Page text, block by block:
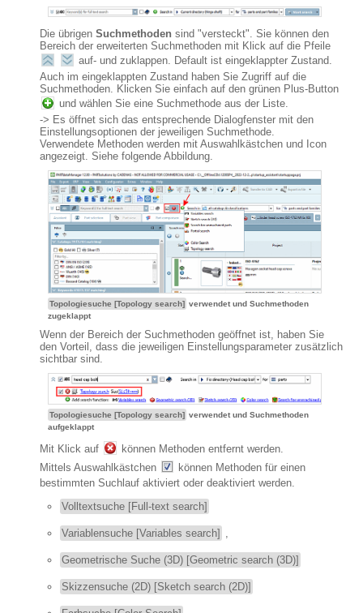
Die übrigen Suchmethoden sind "versteckt". Sie können den
Bereich der erweiterten Suchmethoden mit Klick auf die Pfeile
auf- und zuklappen. Default ist eingeklappter Zustand.
Auch im eingeklappten Zustand haben Sie Zugriff auf die
Suchmethoden. Klicken Sie einfach auf den grünen Plus-Button
und wählen Sie eine Suchmethode aus der Liste.
-> Es öffnet sich das entsprechende Dialogfenster mit den
Einstellungsoptionen der jeweiligen Suchmethode.
Verwendete Methoden werden mit Auswahlkästchen und Icon
angezeigt. Siehe folgende Abbildung.
Topologiesuche [Topology search] verwendet und Suchmethoden
zugeklappt
Wenn der Bereich der Suchmethoden geöffnet ist, haben Sie
den Vorteil, dass die jeweiligen Einstellungsparameter zusätzlich
sichtbar sind.
Topologiesuche [Topology search] verwendet und Suchmethoden
aufgeklappt
Mit Klick auf
können Methoden entfernt werden.
Mittels Auswahlkästchen
können Methoden für einen
bestimmten Suchlauf aktiviert oder deaktiviert werden.
Volltextsuche [Full-text search]
Variablensuche [Variables search] ,
Geometrische Suche (3D) [Geometric search (3D)]
Skizzensuche (2D) [Sketch search (2D)]